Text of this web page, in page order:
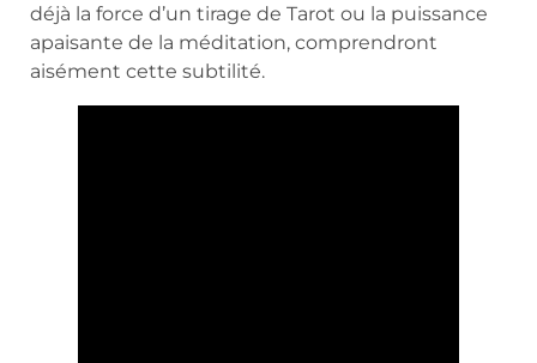
déjà la force d’un tirage de Tarot ou la puissance
apaisante de la méditation, comprendront
aisément cette subtilité.